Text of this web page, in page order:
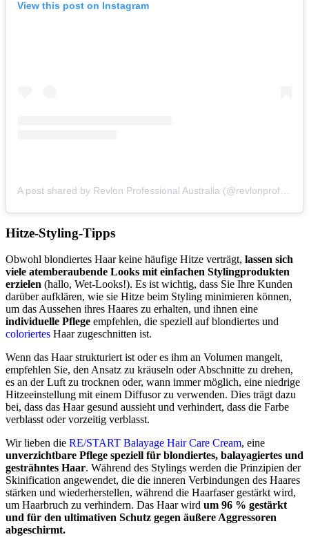
View this post on Instagram
Hitze-Styling-Tipps
Obwohl blondiertes Haar keine häufige Hitze verträgt, lassen sich
viele atemberaubende Looks mit einfachen Stylingprodukten
erzielen (hallo, Wet-Looks!). Es ist wichtig, dass Sie Ihre Kunden
darüber aufklären, wie sie Hitze beim Styling minimieren können,
um das Aussehen ihres Haares zu erhalten, und ihnen eine
individuelle Pflege empfehlen, die speziell auf blondiertes und
coloriertes Haar zugeschnitten ist.
Wenn das Haar strukturiert ist oder es ihm an Volumen mangelt,
empfehlen Sie, den Ansatz zu kräuseln oder Abschnitte zu drehen,
es an der Luft zu trocknen oder, wann immer möglich, eine niedrige
Hitzeeinstellung mit einem Diffusor zu verwenden. Dies trägt dazu
bei, dass das Haar gesund aussieht und verhindert, dass die Farbe
verblasst oder vorzeitig verblasst.
Wir lieben die RE/START Balayage Hair Care Cream, eine
unverzichtbare Pflege speziell für blondiertes, balayagiertes und
gesträhntes Haar. Während des Stylings werden die Prinzipien der
Skinification angewendet, die die inneren Verbindungen des Haares
stärken und wiederherstellen, während die Haarfaser gestärkt wird,
um Haarbruch zu verhindern. Das Haar wird um 96 % gestärkt
und für den ultimativen Schutz gegen äußere Aggressoren
abgeschirmt.